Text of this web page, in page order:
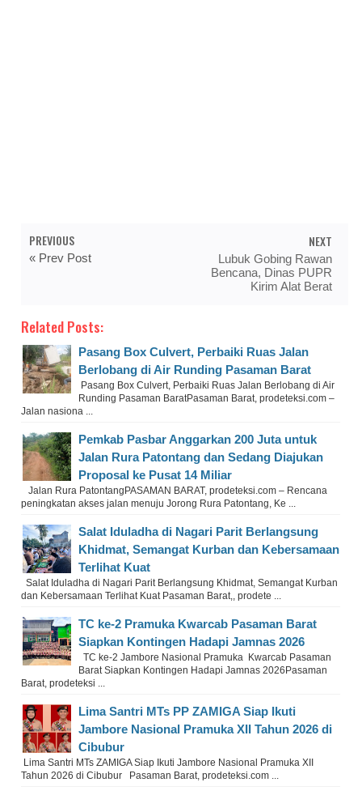
PREVIOUS
« Prev Post
NEXT
Lubuk Gobing Rawan
Bencana, Dinas PUPR
Kirim Alat Berat
Related Posts:
Pasang Box Culvert, Perbaiki Ruas Jalan
Berlobang di Air Runding Pasaman Barat
Pasang Box Culvert, Perbaiki Ruas Jalan Berlobang di Air
Runding Pasaman BaratPasaman Barat, prodeteksi.com –
Jalan nasiona ...
Pemkab Pasbar Anggarkan 200 Juta untuk
Jalan Rura Patontang dan Sedang Diajukan
Proposal ke Pusat 14 Miliar
Jalan Rura PatontangPASAMAN BARAT, prodeteksi.com – Rencana
peningkatan akses jalan menuju Jorong Rura Patontang, Ke ...
Salat Iduladha di Nagari Parit Berlangsung
Khidmat, Semangat Kurban dan Kebersamaan
Terlihat Kuat
Salat Iduladha di Nagari Parit Berlangsung Khidmat, Semangat Kurban
dan Kebersamaan Terlihat Kuat Pasaman Barat,, prodete ...
TC ke-2 Pramuka Kwarcab Pasaman Barat
Siapkan Kontingen Hadapi Jamnas 2026
TC ke-2 Jambore Nasional Pramuka Kwarcab Pasaman
Barat Siapkan Kontingen Hadapi Jamnas 2026Pasaman
Barat, prodeteksi ...
Lima Santri MTs PP ZAMIGA Siap Ikuti
Jambore Nasional Pramuka XII Tahun 2026 di
Cibubur
Lima Santri MTs ZAMIGA Siap Ikuti Jambore Nasional Pramuka XII
Tahun 2026 di Cibubur Pasaman Barat, prodeteksi.com ...